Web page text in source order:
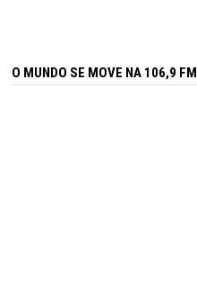
O MUNDO SE MOVE NA 106,9 FM